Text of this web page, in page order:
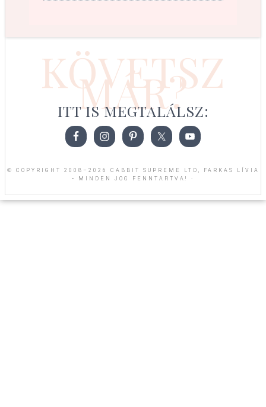
KÖVETSZ
MÁR?
ITT IS MEGTALÁLSZ:
© COPYRIGHT 2008–2026 CABBIT SUPREME LTD, FARKAS LÍVIA
• MINDEN JOG FENNTARTVA! ·